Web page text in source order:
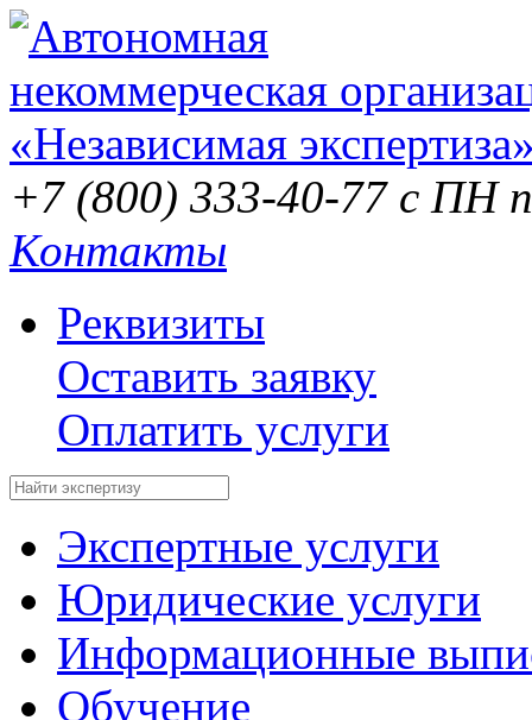
+7 (800) 333-40-77 с ПН
Контакты
Реквизиты
Оставить заявку
Оплатить услуги
Экспертные услуги
Юридические услуги
Информационные
Обучение